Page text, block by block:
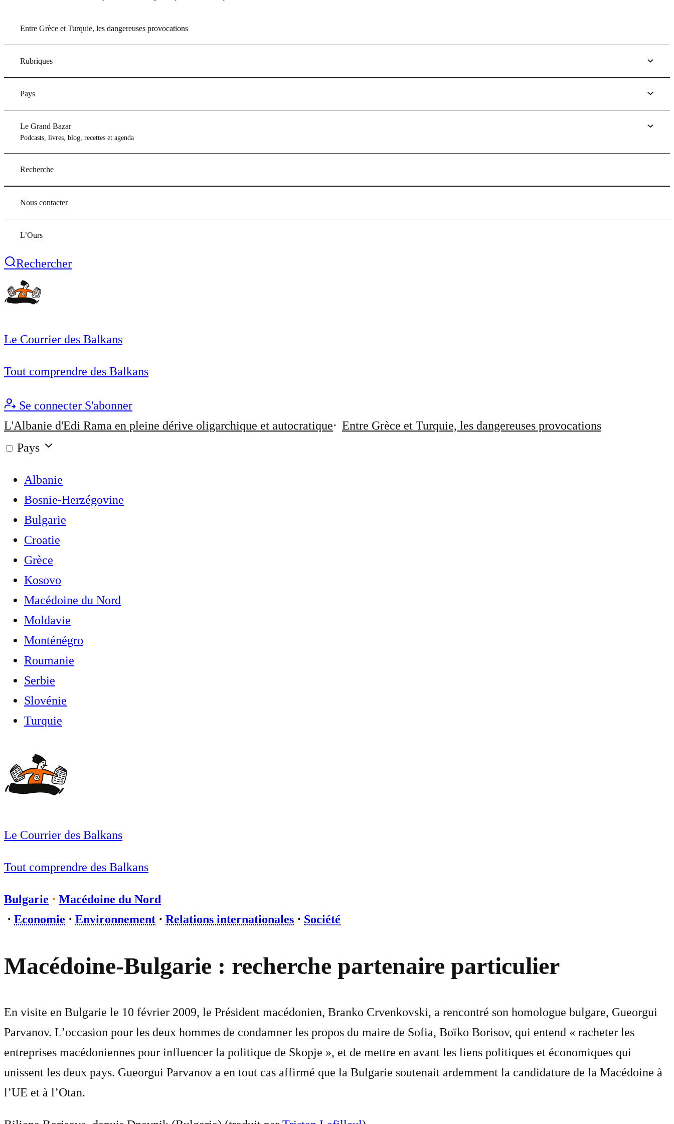
Entre Grèce et Turquie, les dangereuses provocations
Rubriques
Pays
Le Grand Bazar
Podcasts, livres, blog, recettes et agenda
Recherche
Nous contacter
L’Ours
Rechercher
Le Courrier des Balkans
Tout comprendre des Balkans
Se connecter S'abonner
L'Albanie d'Edi Rama en pleine dérive oligarchique et autocratique
Entre Grèce et Turquie, les dangereuses provocations
Pays
Albanie
Bosnie-Herzégovine
Bulgarie
Croatie
Grèce
Kosovo
Macédoine du Nord
Moldavie
Monténégro
Roumanie
Serbie
Slovénie
Turquie
Le Courrier des Balkans
Tout comprendre des Balkans
Bulgarie ⋅ Macédoine du Nord
⋅ Economie ⋅ Environnement ⋅ Relations internationales ⋅ Société
Macédoine-Bulgarie : recherche partenaire particulier
En visite en Bulgarie le 10 février 2009, le Président macédonien, Branko Crvenkovski, a rencontré son homologue bulgare, Gueorgui
Parvanov. L’occasion pour les deux hommes de condamner les propos du maire de Sofia, Boïko Borisov, qui entend « racheter les
entreprises macédoniennes pour influencer la politique de Skopje », et de mettre en avant les liens politiques et économiques qui
unissent les deux pays. Gueorgui Parvanov a en tout cas affirmé que la Bulgarie soutenait ardemment la candidature de la Macédoine à
l’UE et à l’Otan.